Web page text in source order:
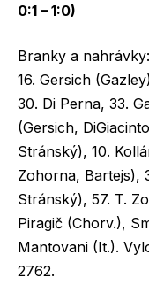
0:1 – 1:0)
Branky a
16. Gersich
30. Di Perna, 33.
(Gersich,
Stránský), 10.
Zohorna, Bartejs),
Stránský), 57. T.
Piragič (Chorv.),
Mantovani (It.).
2762.